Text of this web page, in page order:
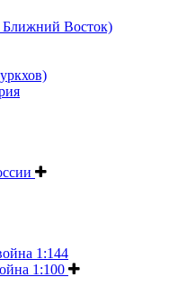
Восток)
1:144
1:100